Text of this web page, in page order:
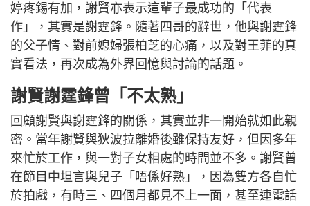
婷疼錫有加，謝賢亦表示這輩子最成功的「代表
作」，其實是謝霆鋒。隨著四哥的辭世，他與謝霆鋒
的父子情、對前媳婦張柏芝的心痛，以及對王菲的真
實看法，再次成為外界回憶與討論的話題。
謝賢謝霆鋒曾「不太熟」
回顧謝賢與謝霆鋒的關係，其實並非一開始就如此親
密。當年謝賢與狄波拉離婚後雖保持友好，但因多年
來忙於工作，與一對子女相處的時間並不多。謝賢曾
在節目中坦言與兒子「唔係好熟」，因為雙方各自忙
於拍戲，有時三、四個月都見不上一面，甚至連電話